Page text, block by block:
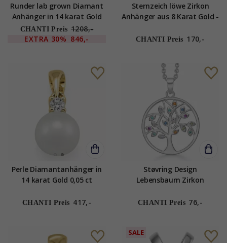
Runder lab grown Diamant
Anhänger in 14 karat Gold
1,03 ct
CHANTI Preis 1208,-
EXTRA 30% 846,-
Sternzeich löwe Zirkon
Anhänger aus 8 Karat Gold -
CHANTI Preis 170,-
Perle Diamantanhänger in
14 karat Gold 0,05 ct
CHANTI Preis 417,-
Støvring Design
Lebensbaum Zirkon
Silber mehrfarbigem Zirkon
CHANTI Preis 76,-
SALE